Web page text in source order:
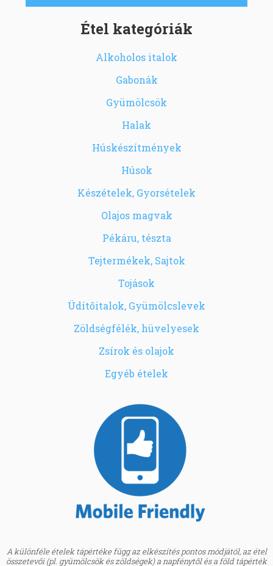
Étel kategóriák
Alkoholos italok
Gabonák
Gyümölcsök
Halak
Húskészítmények
Húsok
Készételek, Gyorsételek
Olajos magvak
Pékáru, tészta
Tejtermékek, Sajtok
Tojások
Üdítőitalok, Gyümölcslevek
Zöldségfélék, hüvelyesek
Zsírok és olajok
Egyéb ételek
A különféle ételek tápértéke függ az elkészítés pontos módjától, az étel
összetevői (pl. gyümölcsök és zöldségek) a napfénytől és a föld tápérték